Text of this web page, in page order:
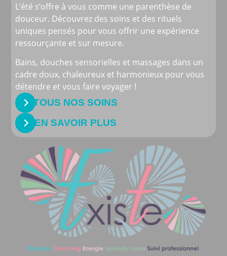
L’été s’offre à vous comme une parenthèse de
douceur. Découvrez des soins et des rituels
uniques pensés pour vous offrir une expérience
ressourçante et sur mesure.
Bains, douches sensorielles et massages dans un
cadre doux, chaleureux et harmonieux pour vous
détendre et vous faire voyager !
TOUS NOS SOINS
EN SAVOIR PLUS